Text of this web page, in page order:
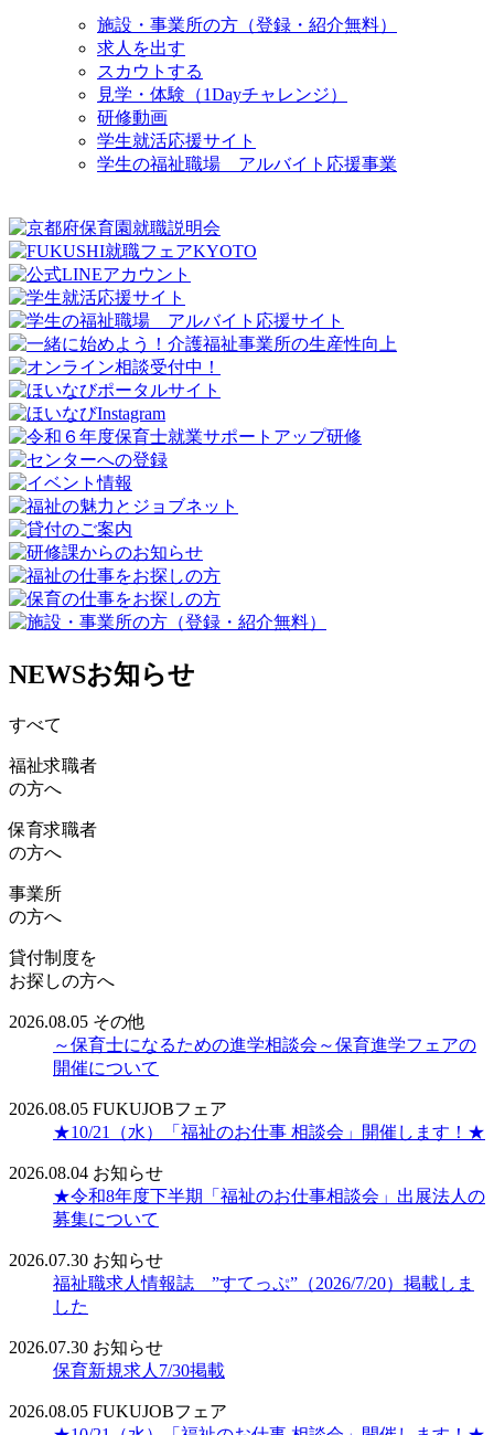
施設・事業所の方（登録・紹介無料）
求人を出す
スカウトする
見学・体験（1Dayチャレンジ）
研修動画
学生就活応援サイト
学生の福祉職場 アルバイト応援事業
NEWSお知らせ
すべて
福祉求職者
の方へ
保育求職者
の方へ
事業所
の方へ
貸付制度を
お探しの方へ
2026.08.05 その他
～保育士になるための進学相談会～保育進学フェアの
開催について
2026.08.05 FUKUJOBフェア
★10/21（水）「福祉のお仕事 相談会」開催します！★
2026.08.04 お知らせ
★令和8年度下半期「福祉のお仕事相談会」出展法人の
募集について
2026.07.30 お知らせ
福祉職求人情報誌 ”すてっぷ”（2026/7/20）掲載しま
した
2026.07.30 お知らせ
保育新規求人7/30掲載
2026.08.05 FUKUJOBフェア